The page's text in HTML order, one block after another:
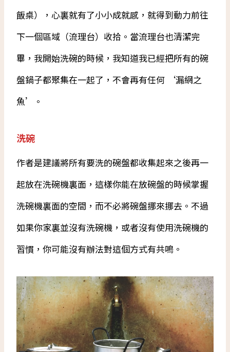
飯桌），心裏就有了小小成就感，就得到動力前往
下一個區域（流理台）收拾。當流理台也清潔完
畢，我開始洗碗的時候，我知道我已經把所有的碗
盤鍋子都聚集在一起了，不會再有任何 ‘漏網之
魚’。
洗碗
作者是建議將所有要洗的碗盤都收集起來之後再一
起放在洗碗機裏面，這樣你能在放碗盤的時候掌握
洗碗機裏面的空間，而不必將碗盤挪來挪去。不過
如果你家裏並沒有洗碗機，或者沒有使用洗碗機的
習慣，你可能沒有辦法對這個方式有共鳴。